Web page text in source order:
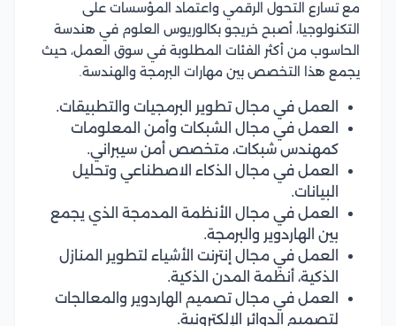
مع تسارع التحول الرقمي واعتماد المؤسسات على
التكنولوجيا، أصبح خريجو بكالوريوس العلوم في هندسة
الحاسوب من أكثر الفئات المطلوبة في سوق العمل، حيث
يجمع هذا التخصص بين مهارات البرمجة والهندسة.
العمل في مجال تطوير البرمجيات والتطبيقات.
العمل في مجال الشبكات وأمن المعلومات
كمهندس شبكات، متخصص أمن سيبراني.
العمل في مجال الذكاء الاصطناعي وتحليل
البيانات.
العمل في مجال الأنظمة المدمجة الذي يجمع
بين الهاردوير والبرمجة.
العمل في مجال إنترنت الأشياء لتطوير المنازل
الذكية، أنظمة المدن الذكية.
العمل في مجال تصميم الهاردوير والمعالجات
لتصميم الدوائر الإلكترونية.